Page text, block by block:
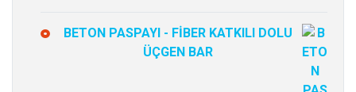
BETON PASPAYI - FİBER KATKILI DOLU
ÜÇGEN BAR